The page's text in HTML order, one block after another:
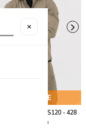
SEPETE EKLE
TACTICAL RİPS120 - 428
₺3.490,00
✕